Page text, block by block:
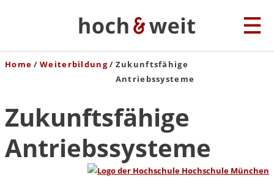
Home Weiterbildung
Zukunftsfähige
Antriebssysteme
Zukunftsfähige
Antriebssysteme